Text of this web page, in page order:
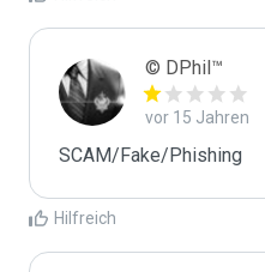
© DPhil™
vor 15 Jahren
SCAM/Fake/Phishing
Hilfreich